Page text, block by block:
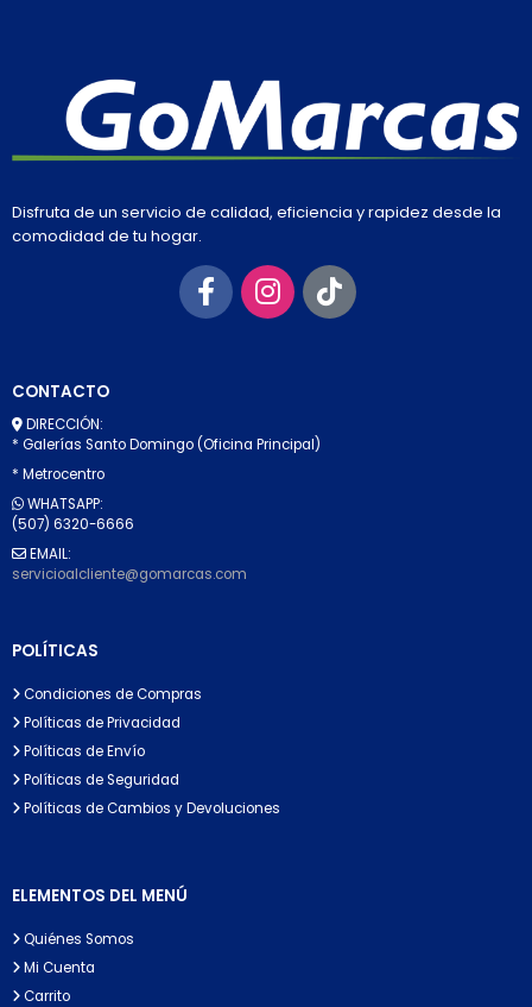
Disfruta de un servicio de calidad, eficiencia y rapidez desde la
comodidad de tu hogar.
CONTACTO
DIRECCIÓN:
* Galerías Santo Domingo (Oficina Principal)
* Metrocentro
WHATSAPP:
(507) 6320-6666
EMAIL:
servicioalcliente@gomarcas.com
POLÍTICAS
Condiciones de Compras
Políticas de Privacidad
Políticas de Envío
Políticas de Seguridad
Políticas de Cambios y Devoluciones
ELEMENTOS DEL MENÚ
Quiénes Somos
Mi Cuenta
Carrito